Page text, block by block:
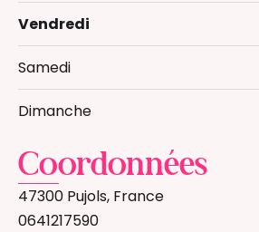
Vendredi
Samedi
Dimanche
Coordonnées
47300 Pujols, France
0641217590